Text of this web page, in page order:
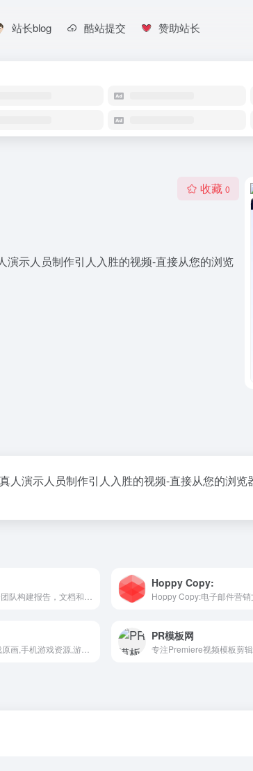
站长blog 酷站提交 赞助站长
收藏 0
示人员制作引人入胜的视频-直接从您的浏览
演示人员制作引人入胜的视频-直接从您的浏览
Hoppy Copy:
Hoppy Copy:电子邮件营销
PR模板网